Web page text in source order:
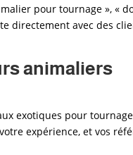
pour tournage », «
directement avec des
animaliers
exotiques pour
expérience, et vos